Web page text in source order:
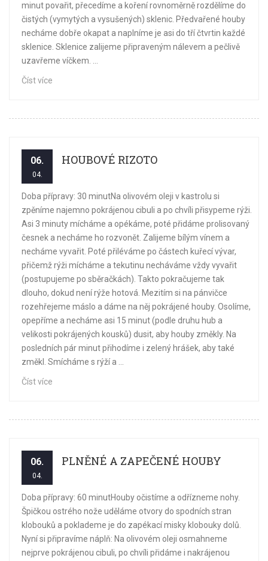
minut povařit, přecedíme a koření rovnoměrně rozdělíme do
čistých (vymytých a vysušených) sklenic. Předvařené houby
necháme dobře okapat a naplníme je asi do tří čtvrtin každé
sklenice. Sklenice zalijeme připraveným nálevem a pečlivě
uzavřeme víčkem. ...
Číst více
06.
04.
HOUBOVÉ RIZOTO
Doba přípravy: 30 minutNa olivovém oleji v kastrolu si
zpěníme najemno pokrájenou cibuli a po chvíli přisypeme rýži.
Asi 3 minuty mícháme a opékáme, poté přidáme prolisovaný
česnek a necháme ho rozvonět. Zalijeme bílým vínem a
necháme vyvařit. Poté přiléváme po částech kuřecí vývar,
přičemž rýži mícháme a tekutinu necháváme vždy vyvařit
(postupujeme po sběračkách). Takto pokračujeme tak
dlouho, dokud není rýže hotová. Mezitím si na pánvičce
rozehřejeme máslo a dáme na něj pokrájené houby. Osolíme,
opepříme a necháme asi 15 minut (podle druhu hub a
velikosti pokrájených kousků) dusit, aby houby změkly. Na
posledních pár minut přihodíme i zelený hrášek, aby také
změkl. Smícháme s rýží a ...
Číst více
06.
04.
PLNĚNÉ A ZAPEČENÉ HOUBY
Doba přípravy: 60 minutHouby očistíme a odřízneme nohy.
Špičkou ostrého nože uděláme otvory do spodních stran
klobouků a poklademe je do zapékací misky klobouky dolů.
Nyní si připravíme náplň: Na olivovém oleji osmahneme
nejprve pokrájenou cibuli, po chvíli přidáme i nakrájenou